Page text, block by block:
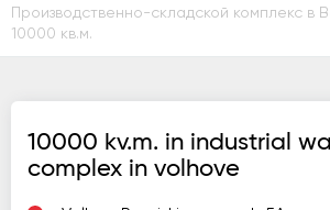
Производственно-складской комплекс в
10000 кв.м.
10000 kv.m. in industrial
complex in volhove